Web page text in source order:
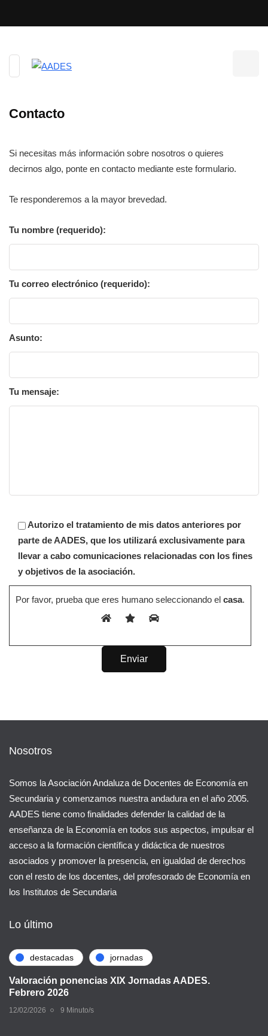
Contacto
Si necesitas más información sobre nosotros o quieres
decirnos algo, ponte en contacto mediante este formulario.
Te responderemos a la mayor brevedad.
Tu nombre (requerido):
Tu correo electrónico (requerido):
Asunto:
Tu mensaje:
Autorizo el tratamiento de mis datos anteriores por
parte de AADES, que los utilizará exclusivamente para
llevar a cabo comunicaciones relacionadas con los fines
y objetivos de la asociación.
Por favor, prueba que eres humano seleccionando el casa.
Nosotros
Somos la Asociación Andaluza de Docentes de Economía en
Secundaria y comenzamos nuestra andadura en el año 2005.
AADES tiene como finalidades defender la calidad de la
enseñanza de la Economía en todos sus aspectos, impulsar el
acceso a la formación científica y didáctica de nuestros
asociados y promover la presencia, en igualdad de derechos
con el resto de los docentes, del profesorado de Economía en
los Institutos de Secundaria
Lo último
destacadas jornadas
Valoración ponencias XIX Jornadas AADES.
Febrero 2026
12/02/2026 9 Minuto/s